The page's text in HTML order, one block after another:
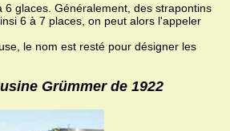
glaces. Généralement, des strapontins
6 à 7 places, on peut alors l'appeler
le nom est resté pour désigner les
Grümmer de 1922